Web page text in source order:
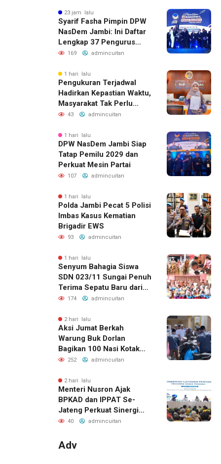
23 jam lalu
Syarif Fasha Pimpin DPW
NasDem Jambi: Ini Daftar
Lengkap 37 Pengurus
Barunya
169 admincuitan
1 hari lalu
Pengukuran Terjadwal
Hadirkan Kepastian Waktu,
Masyarakat Tak Perlu
Lama Menunggu Layanan
43 admincuitan
1 hari lalu
DPW NasDem Jambi Siap
Tatap Pemilu 2029 dan
Perkuat Mesin Partai
107 admincuitan
1 hari lalu
Polda Jambi Pecat 5 Polisi
Imbas Kasus Kematian
Brigadir EWS
93 admincuitan
1 hari lalu
Senyum Bahagia Siswa
SDN 023/11 Sungai Penuh
Terima Sepatu Baru dari
Kapolres Kerinci
174 admincuitan
2 hari lalu
Aksi Jumat Berkah
Warung Buk Dorlan
Bagikan 100 Nasi Kotak
dan Jus Gratis
252 admincuitan
2 hari lalu
Menteri Nusron Ajak
BPKAD dan IPPAT Se-
Jateng Perkuat Sinergi
Wujudkan Transformasi
40 admincuitan
Adv